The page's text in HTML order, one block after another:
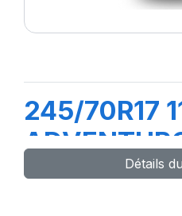
245/70R17
Détails